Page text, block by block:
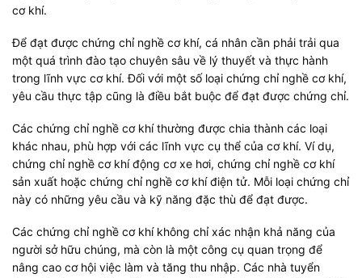
cơ khí.
Để đạt được chứng chỉ nghề cơ khí, cá nhân cần phải trải qua
một quá trình đào tạo chuyên sâu về lý thuyết và thực hành
trong lĩnh vực cơ khí. Đối với một số loại chứng chỉ nghề cơ khí,
yêu cầu thực tập cũng là điều bắt buộc để đạt được chứng chỉ.
Các chứng chỉ nghề cơ khí thường được chia thành các loại
khác nhau, phù hợp với các lĩnh vực cụ thể của cơ khí. Ví dụ,
chứng chỉ nghề cơ khí động cơ xe hơi, chứng chỉ nghề cơ khí
sản xuất hoặc chứng chỉ nghề cơ khí điện tử. Mỗi loại chứng chỉ
này có những yêu cầu và kỹ năng đặc thù để đạt được.
Các chứng chỉ nghề cơ khí không chỉ xác nhận khả năng của
người sở hữu chúng, mà còn là một công cụ quan trọng để
nâng cao cơ hội việc làm và tăng thu nhập. Các nhà tuyển